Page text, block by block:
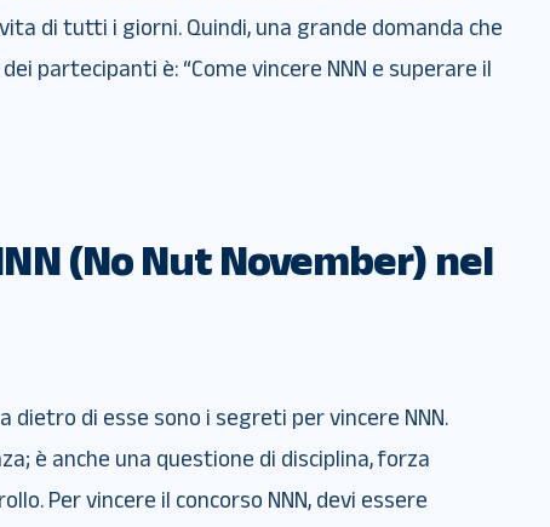
di tutti i giorni. Quindi, una grande domanda che
partecipanti è: “Come vincere NNN e superare il
(No Nut November) nel
dietro di esse sono i segreti per vincere NNN.
è anche una questione di disciplina, forza
Per vincere il concorso NNN, devi essere